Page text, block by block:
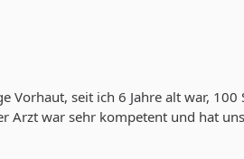
Vorhaut, seit ich 6 Jahre alt war, 100
Arzt war sehr kompetent und hat